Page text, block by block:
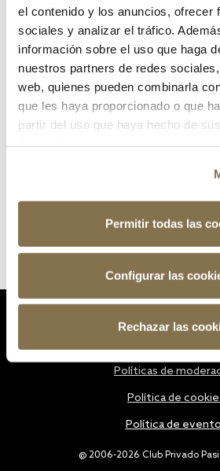
el contenido y los anuncios, ofrecer
sociales y analizar el tráfico.
información sobre el uso que haga
nuestros partners de redes
web, quienes pueden combinarla
que les haya proporcionado o que
partir del uso que haya hecho de
Permitir todas las
Configurar las
Rechazar las
¿Has olvidado tu contraseña?
@ 2006-2026 Club Privado
Políticas de
Política de
Política de